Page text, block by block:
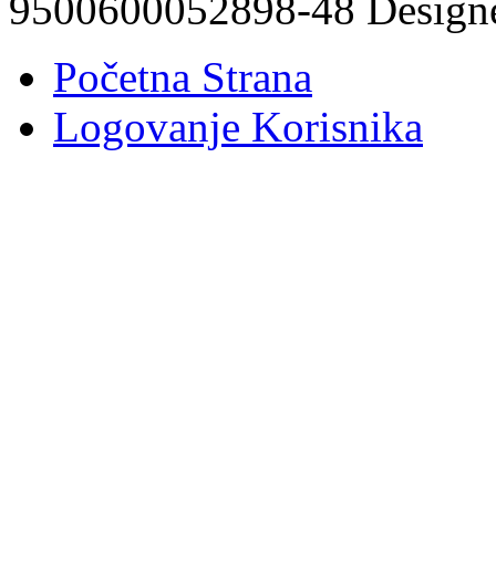
9500600052898-48
Početna Strana
Logovanje Korisnika